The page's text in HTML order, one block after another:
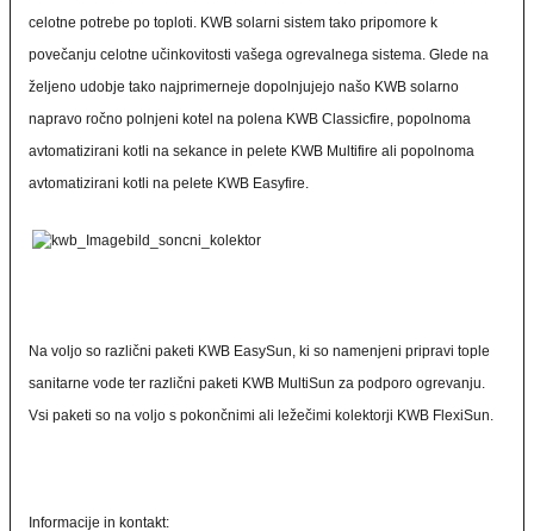
celotne potrebe po toploti. KWB solarni sistem tako pripomore k
povečanju celotne učinkovitosti vašega ogrevalnega sistema. Glede na
željeno udobje tako najprimerneje dopolnjujejo našo KWB solarno
napravo ročno polnjeni kotel na polena KWB Classicfire, popolnoma
avtomatizirani kotli na sekance in pelete KWB Multifire ali popolnoma
avtomatizirani kotli na pelete KWB Easyfire.
Na voljo so različni paketi KWB EasySun, ki so namenjeni pripravi tople
sanitarne vode ter različni paketi KWB MultiSun za podporo ogrevanju.
Vsi paketi so na voljo s pokončnimi ali ležečimi kolektorji KWB FlexiSun.
Informacije in kontakt: